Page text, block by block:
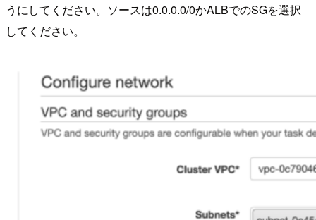
うにしてください。ソースは0.0.0.0/0かALBでのSGを選択
してください。